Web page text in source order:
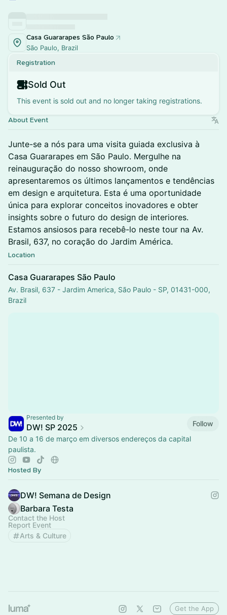
Casa Guararapes São Paulo
São Paulo, Brazil
Registration
Sold Out
This event is sold out and no longer taking registrations.
About Event
Junte-se a nós para uma visita guiada exclusiva à
Casa Guararapes em São Paulo. Mergulhe na
reinauguração do nosso showroom, onde
apresentaremos os últimos lançamentos e tendências
em design e arquitetura. Esta é uma oportunidade
única para explorar conceitos inovadores e obter
insights sobre o futuro do design de interiores.
Estamos ansiosos para recebê-lo neste tour na Av.
Brasil, 637, no coração do Jardim América.
Location
Casa Guararapes São Paulo
Av. Brasil, 637 - Jardim America, São Paulo - SP, 01431-000,
Brazil
Presented by
DW! SP 2025
Follow
De 10 a 16 de março em diversos endereços da capital
paulista.
Hosted By
DW! Semana de Design
Barbara Testa
Contact the Host
Report Event
Arts & Culture
Get the App